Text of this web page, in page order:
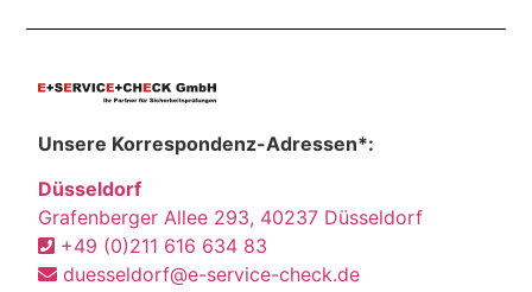
Unsere Korrespondenz-Adressen*:
Düsseldorf
Grafenberger Allee 293, 40237 Düsseldorf
+49 (0)211 616 634 83
duesseldorf@e-service-check.de